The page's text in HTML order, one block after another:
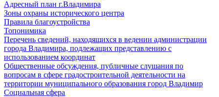
Адресный план г.Владимира
Зоны охраны исторического центра
Правила благоустройства
Топонимика
Перечень сведений, находящихся в ведении администрации
города Владимира, подлежащих представлению с
использованием координат
Общественные обсуждения, публичные слушания по
вопросам в сфере градостроительной деятельности на
территории муниципального образования город Владимир
Социальная сфера